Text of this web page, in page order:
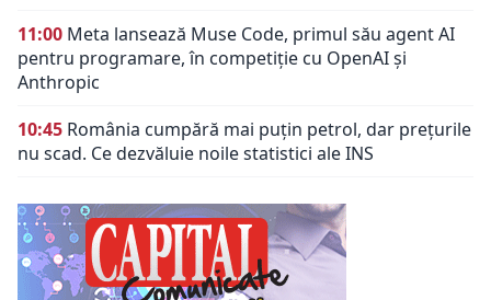
11:00 Meta lansează Muse Code, primul său agent AI
pentru programare, în competiție cu OpenAI și
Anthropic
10:45 România cumpără mai puțin petrol, dar prețurile
nu scad. Ce dezvăluie noile statistici ale INS